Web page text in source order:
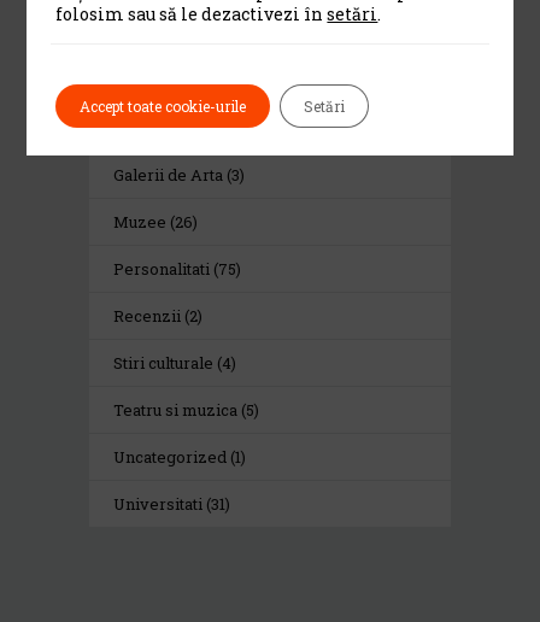
Biserici(46)
Centre culturale(4)
Galerii de Arta (3)
Muzee (26)
Personalitati (75)
Recenzii (2)
Stiri culturale (4)
Teatru si muzica (5)
Uncategorized (1)
Universitati (31)
folosim sau să le dezactivezi însetări.
Accept toate cookie-urile Setări